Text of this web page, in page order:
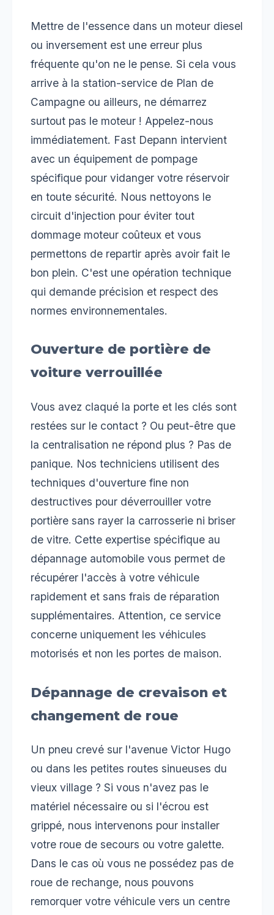
Mettre de l'essence dans un moteur diesel
ou inversement est une erreur plus
fréquente qu'on ne le pense. Si cela vous
arrive à la station-service de Plan de
Campagne ou ailleurs, ne démarrez
surtout pas le moteur ! Appelez-nous
immédiatement. Fast Depann intervient
avec un équipement de pompage
spécifique pour vidanger votre réservoir
en toute sécurité. Nous nettoyons le
circuit d'injection pour éviter tout
dommage moteur coûteux et vous
permettons de repartir après avoir fait le
bon plein. C'est une opération technique
qui demande précision et respect des
normes environnementales.
Ouverture de portière de
voiture verrouillée
Vous avez claqué la porte et les clés sont
restées sur le contact ? Ou peut-être que
la centralisation ne répond plus ? Pas de
panique. Nos techniciens utilisent des
techniques d'ouverture fine non
destructives pour déverrouiller votre
portière sans rayer la carrosserie ni briser
de vitre. Cette expertise spécifique au
dépannage automobile vous permet de
récupérer l'accès à votre véhicule
rapidement et sans frais de réparation
supplémentaires. Attention, ce service
concerne uniquement les véhicules
motorisés et non les portes de maison.
Dépannage de crevaison et
changement de roue
Un pneu crevé sur l'avenue Victor Hugo
ou dans les petites routes sinueuses du
vieux village ? Si vous n'avez pas le
matériel nécessaire ou si l'écrou est
grippé, nous intervenons pour installer
votre roue de secours ou votre galette.
Dans le cas où vous ne possédez pas de
roue de rechange, nous pouvons
remorquer votre véhicule vers un centre